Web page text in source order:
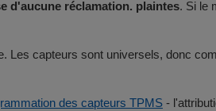
d'aucune réclamation. plaintes. Si le
Les capteurs sont universels, donc
des capteurs TPMS -